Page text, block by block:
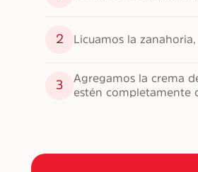
2 Licuamos la
3
Agregamos la crema
estén completamente